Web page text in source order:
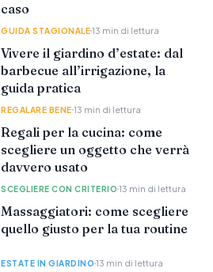
caso
GUIDA STAGIONALE13 min di lettura
Vivere il giardino d’estate: dal
barbecue all’irrigazione, la
guida pratica
REGALARE BENE 13 min di lettura
Regali per la cucina: come
scegliere un oggetto che verrà
davvero usato
SCEGLIERE CON CRITERIO 13 min di lettura
Massaggiatori: come scegliere
quello giusto per la tua routine
ESTATE IN GIARDINO 13 min di lettura